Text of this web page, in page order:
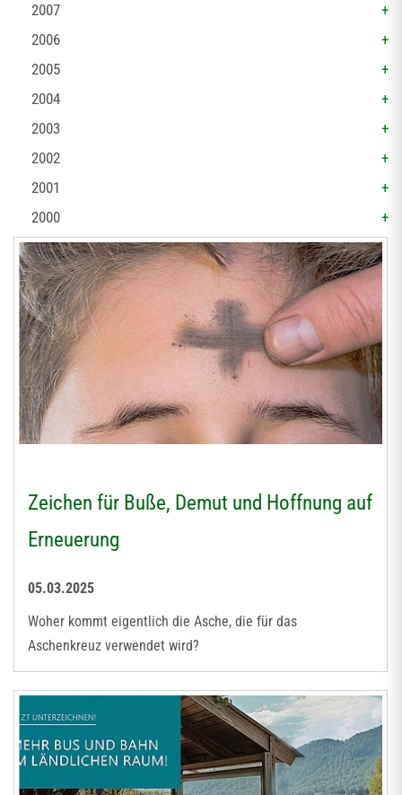
2007
2006
2005
2004
2003
2002
2001
2000
Zeichen für Buße, Demut und Hoffnung auf
Erneuerung
05.03.2025
Woher kommt eigentlich die Asche, die für das
Aschenkreuz verwendet wird?